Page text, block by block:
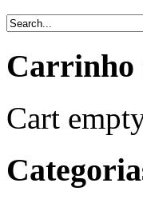
Carrinho
Cart